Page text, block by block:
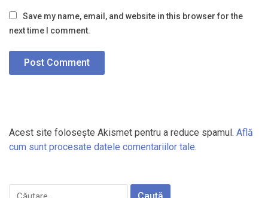
Save my name, email, and website in this browser for the
next time I comment.
Acest site folosește Akismet pentru a reduce spamul. Află
cum sunt procesate datele comentariilor tale.
Caută